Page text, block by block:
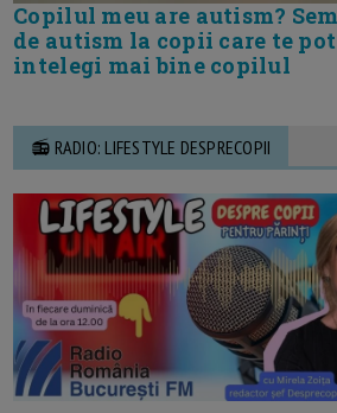
Copilul meu are autism?
de autism la copii care te
intelegi mai bine copilul
📻 RADIO: LIFESTYLE DESPRECOPII